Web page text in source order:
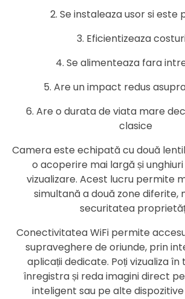
2. Se instaleaza usor si este
3. Eficientizeaza
4. Se alimenteaza fara
5. Are un impact redus
6. Are o durata de viata mare
clasice
Camera este echipată cu două
o acoperire mai largă și
vizualizare. Acest lucru permite
simultană a două zone diferite,
securitatea
Conectivitatea WiFi permite
supraveghere de oriunde, prin
aplicații dedicate. Poți vizualiza
înregistra și reda imagini direct
inteligent sau pe alte